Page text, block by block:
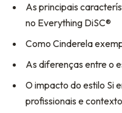
As principais
no Everything DiSC®
Como Cinderela
As diferenças entre o
O impacto do estilo Si
profissionais e